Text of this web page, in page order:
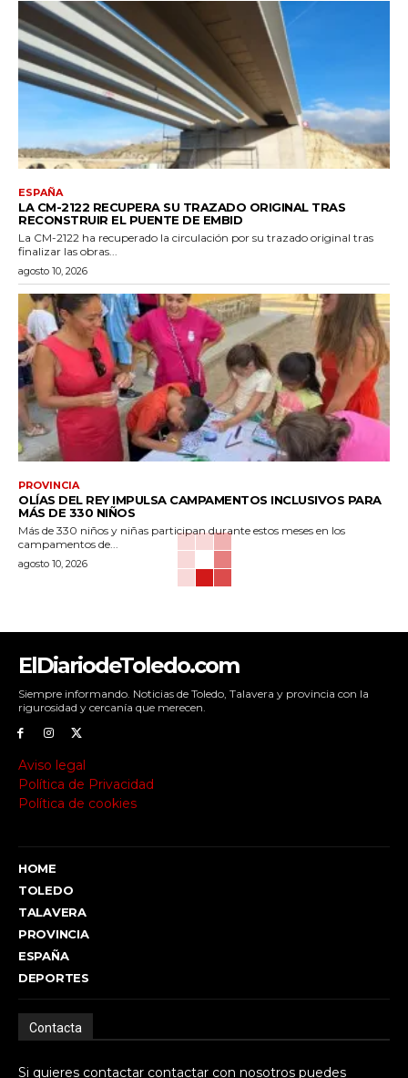
ESPAÑA
LA CM-2122 RECUPERA SU TRAZADO ORIGINAL TRAS
RECONSTRUIR EL PUENTE DE EMBID
La CM-2122 ha recuperado la circulación por su trazado original tras
finalizar las obras...
agosto 10, 2026
PROVINCIA
OLÍAS DEL REY IMPULSA CAMPAMENTOS INCLUSIVOS PARA
MÁS DE 330 NIÑOS
Más de 330 niños y niñas participan durante estos meses en los
campamentos de...
agosto 10, 2026
ElDiariodeToledo.com
Siempre informando. Noticias de Toledo, Talavera y provincia con la
rigurosidad y cercanía que merecen.
Aviso legal
Política de Privacidad
Política de cookies
HOME
TOLEDO
TALAVERA
PROVINCIA
ESPAÑA
DEPORTES
Contacta
Si quieres contactar contactar con nosotros puedes